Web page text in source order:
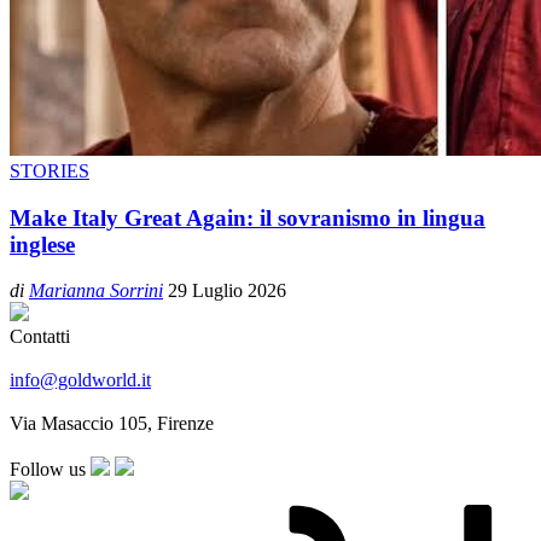
STORIES
Make Italy Great Again: il sovranismo in lingua
inglese
di Marianna Sorrini 29 Luglio 2026
Contatti
info@goldworld.it
Via Masaccio 105, Firenze
Follow us